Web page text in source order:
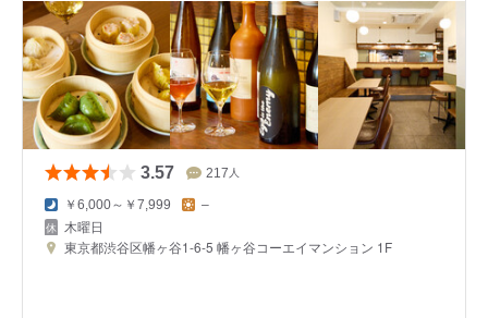
3.57 217 人
￥6,000～￥7,999 –
木曜日
東京都渋谷区幡ヶ谷1-6-5 幡ヶ谷コーエイマンション 1F